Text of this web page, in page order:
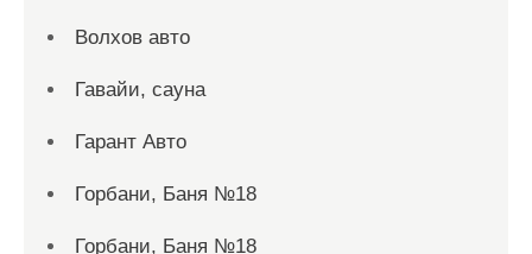
Волхов авто
Гавайи, сауна
Гарант Авто
Горбани, Баня №18
Горбани, Баня №18